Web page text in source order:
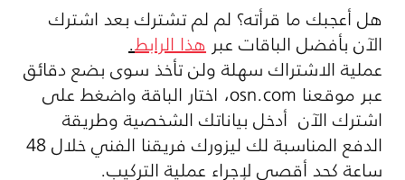
هل أعجبك ما قرأته؟ لم لم تشترك بعد اشترك
الآن بأفضل الباقات عبرهذا الرابط.
عملية الاشتراك سهلة ولن تأخذ سوى بضع دقائق
عبر موقعنا osn.com، اختار الباقة واضغط على
اشترك الآن أدخل بياناتك الشخصية وطريقة
الدفع المناسبة لك ليزورك فريقنا الفني خلال 48
ساعة كحد أقصى لإجراء عملية التركيب.